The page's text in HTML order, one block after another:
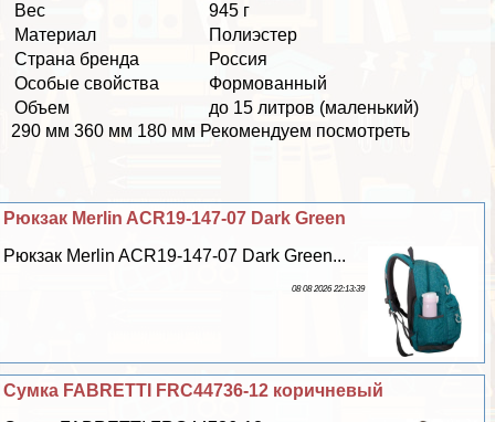
Вес
945 г
Материал
Полиэстер
Страна бренда
Россия
Особые свойства
Формованный
Объем
до 15 литров (маленький)
290 мм 360 мм 180 мм Рекомендуем посмотреть
Рюкзак Merlin ACR19-147-07 Dark Green
Рюкзак Merlin ACR19-147-07 Dark Green...
08 08 2026 22:13:39
Сумка FABRETTI FRC44736-12 коричневый